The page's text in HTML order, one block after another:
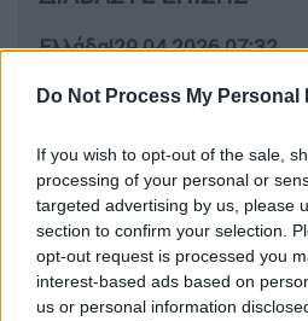
Do Not Process My Personal
If you wish to opt-out of the sale,
processing of your personal or
targeted advertising by us, please
section to confirm your selection.
opt-out request is processed you
interest-based ads based on
us or personal information
Ελλάδα|29.04.2026 07:32
Μεγάλη πρωινή
επιβάτες στο Μετρό
Ελλάδα|29.04.2026 16:32
Απεργία σε μετρό
Πρωτομαγιά - Η
εργαζομένων